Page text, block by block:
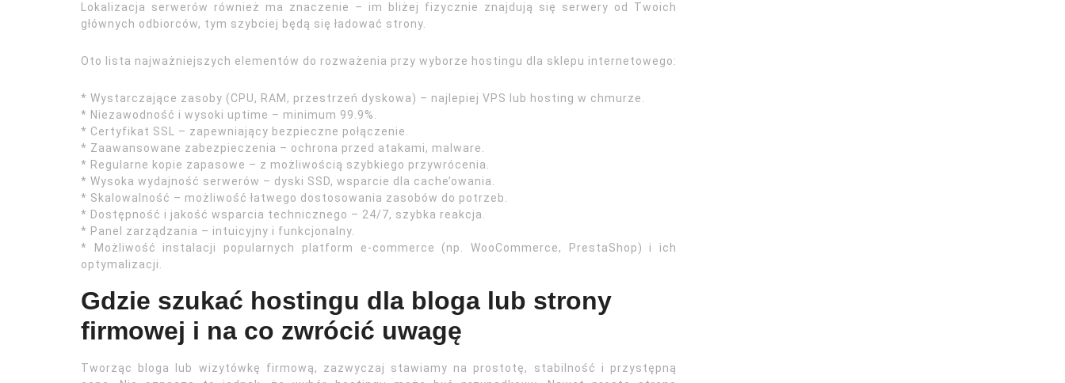
Lokalizacja serwerów również ma znaczenie – im bliżej fizycznie znajdują się serwery od Twoich
głównych odbiorców, tym szybciej będą się ładować strony.
Oto lista najważniejszych elementów do rozważenia przy wyborze hostingu dla sklepu internetowego:
* Wystarczające zasoby (CPU, RAM, przestrzeń dyskowa) – najlepiej VPS lub hosting w chmurze.
* Niezawodność i wysoki uptime – minimum 99.9%.
* Certyfikat SSL – zapewniający bezpieczne połączenie.
* Zaawansowane zabezpieczenia – ochrona przed atakami, malware.
* Regularne kopie zapasowe – z możliwością szybkiego przywrócenia.
* Wysoka wydajność serwerów – dyski SSD, wsparcie dla cache’owania.
* Skalowalność – możliwość łatwego dostosowania zasobów do potrzeb.
* Dostępność i jakość wsparcia technicznego – 24/7, szybka reakcja.
* Panel zarządzania – intuicyjny i funkcjonalny.
* Możliwość instalacji popularnych platform e-commerce (np. WooCommerce, PrestaShop) i ich
optymalizacji.
Gdzie szukać hostingu dla bloga lub strony
firmowej i na co zwrócić uwagę
Tworząc bloga lub wizytówkę firmową, zazwyczaj stawiamy na prostotę, stabilność i przystępną